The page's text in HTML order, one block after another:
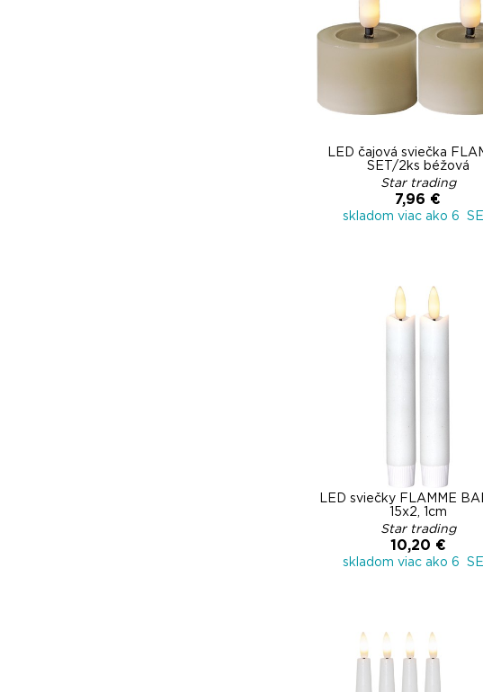
LED čajová sviečka
SET/2ks béžová
Star trading
7,96 €
skladom viac ako 6
LED sviečky FLAMME
15x2, 1cm
Star trading
10,20 €
skladom viac ako 6